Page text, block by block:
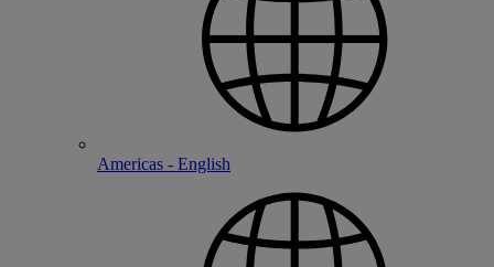
Americas - English